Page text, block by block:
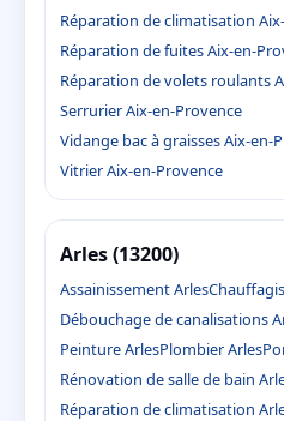
Réparation de climatisation
Réparation de fuites Aix-en-
Réparation de volets roulants
Serrurier Aix-en-Provence
Vidange bac à graisses Aix-en-
Vitrier Aix-en-Provence
Arles (13200)
Assainissement Arles
Débouchage de canalisations
Peinture ArlesPlombier Arles
Rénovation de salle de bain
Réparation de climatisation